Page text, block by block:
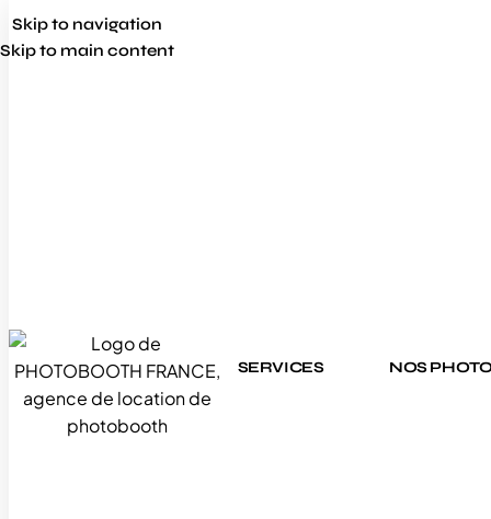
Skip to navigation
Skip to main content
SERVICES NOS